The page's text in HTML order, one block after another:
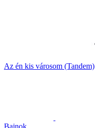
Az én kis városom (Tandem)